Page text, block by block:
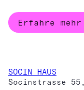
Erfahre
SOCIN HAUS
Socinstrasse